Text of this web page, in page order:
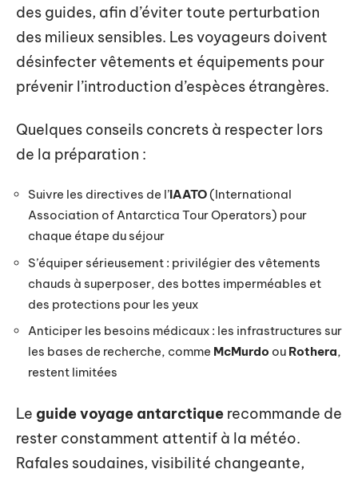
des guides, afin d’éviter toute perturbation
des milieux sensibles. Les voyageurs doivent
désinfecter vêtements et équipements pour
prévenir l’introduction d’espèces étrangères.
Quelques conseils concrets à respecter lors
de la préparation :
Suivre les directives de l’IAATO(International
Association of Antarctica Tour Operators) pour
chaque étape du séjour
S’équiper sérieusement : privilégier des vêtements
chauds à superposer, des bottes imperméables et
des protections pour les yeux
Anticiper les besoins médicaux : les infrastructures sur
les bases de recherche, comme McMurdo ou Rothera,
restent limitées
Le guide voyage antarctique recommande de
rester constamment attentif à la météo.
Rafales soudaines, visibilité changeante,